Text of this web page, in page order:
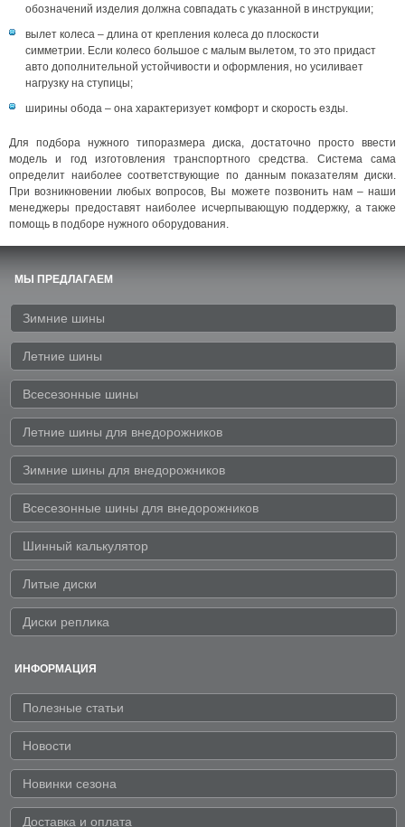
обозначений изделия должна совпадать с указанной в инструкции;
вылет колеса – длина от крепления колеса до плоскости
симметрии. Если колесо большое с малым вылетом, то это придаст
авто дополнительной устойчивости и оформления, но усиливает
нагрузку на ступицы;
ширины обода – она характеризует комфорт и скорость езды.
Для подбора нужного типоразмера диска, достаточно просто ввести
модель и год изготовления транспортного средства. Система сама
определит наиболее соответствующие по данным показателям диски.
При возникновении любых вопросов, Вы можете позвонить нам – наши
менеджеры предоставят наиболее исчерпывающую поддержку, а также
помощь в подборе нужного оборудования.
МЫ ПРЕДЛАГАЕМ
Зимние шины
Летние шины
Всесезонные шины
Летние шины для внедорожников
Зимние шины для внедорожников
Всесезонные шины для внедорожников
Шинный калькулятор
Литые диски
Диски реплика
ИНФОРМАЦИЯ
Полезные статьи
Новости
Новинки сезона
Доставка и оплата